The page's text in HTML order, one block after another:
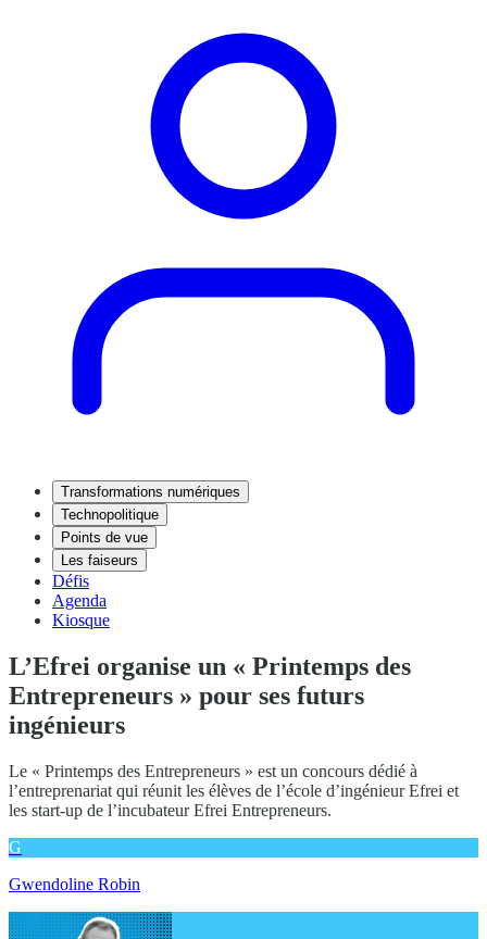
Transformations numériques
Technopolitique
Points de vue
Les faiseurs
Défis
Agenda
Kiosque
L’Efrei organise un « Printemps des
Entrepreneurs » pour ses futurs
ingénieurs
Le « Printemps des Entrepreneurs » est un concours dédié à
l’entreprenariat qui réunit les élèves de l’école d’ingénieur Efrei et
les start-up de l’incubateur Efrei Entrepreneurs.
G
Gwendoline Robin